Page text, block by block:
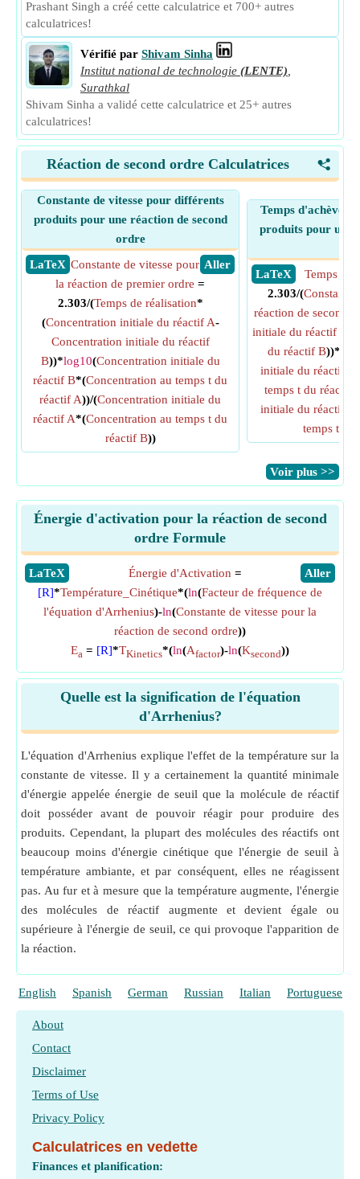
Prashant Singh a créé cette calculatrice et 700+ autres
calculatrices!
Vérifié par Shivam Sinha
Institut national de technologie (LENTE)
Surathkal
Shivam Sinha a validé cette calculatrice et 25+ autres
calculatrices!
<
Réaction de second ordre Calculatrices
Constante de vitesse pour différents
produits pour une réaction de second
ordre
​ LaTeX
​ Aller
Constante de vitesse pour
la réaction de premier ordre =
2.303/(Temps de réalisation*
(Concentration initiale du réactif A-
Concentration initiale du réactif
B))*log10(Concentration initiale du
réactif B*(Concentration au temps t du
réactif A))/(Concentration initiale du
réactif A*(Concentration au temps t du
réactif B))
Temps
produits pour une
​ LaTeX
Temps de
2.303/(Constante
réaction de second
initiale du réactif A
du réactif B))*
initiale du réactif B
temps t du réactif
initiale du réactif A
temps t du
​Voir plus >>
Énergie d'activation pour la réaction de second
ordre Formule
​LaTeX ​Aller
Énergie d'Activation =
[R]*Température_Cinétique*(ln(Facteur de fréquence de
l'équation d'Arrhenius)-ln(Constante de vitesse pour la
réaction de second ordre))
Ea = [R]*TKinetics*(ln(Afactor)-ln(Ksecond))
Quelle est la signification de l'équation
d'Arrhenius?
L'équation d'Arrhenius explique l'effet de la température sur la
constante de vitesse. Il y a certainement la quantité minimale
d'énergie appelée énergie de seuil que la molécule de réactif
doit posséder avant de pouvoir réagir pour produire des
produits. Cependant, la plupart des molécules des réactifs ont
beaucoup moins d'énergie cinétique que l'énergie de seuil à
température ambiante, et par conséquent, elles ne réagissent
pas. Au fur et à mesure que la température augmente, l'énergie
des molécules de réactif augmente et devient égale ou
supérieure à l'énergie de seuil, ce qui provoque l'apparition de
la réaction.
English Spanish German Russian Italian Portuguese
About
Contact
Disclaimer
Terms of Use
Privacy Policy
Calculatrices en vedette
Finances et planification: